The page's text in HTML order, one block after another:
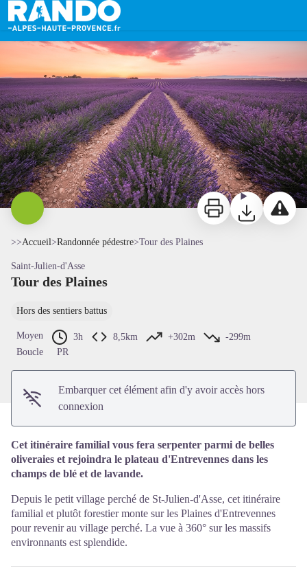
Tour des Plaines
Lavande - Teddy Verneuil - AD04
ImprimerTéléchargerSignaler
>>Accueil>Randonnée pédestre>Tour des Plaines
Saint-Julien-d'Asse
Tour des Plaines
Hors des sentiers battus
Moyen 3h 8,5km +302m
-299m
Boucle
PR
Embarquer cet élément afin d'y avoir accès hors
connexion
Cet itinéraire familial vous fera serpenter parmi de belles
oliveraies et rejoindra le plateau d'Entrevennes dans les
champs de blé et de lavande.
Depuis le petit village perché de St-Julien-d'Asse, cet itinéraire
familial et plutôt forestier monte sur les Plaines d'Entrevennes
pour revenir au village perché. La vue à 360° sur les massifs
environnants est splendide.